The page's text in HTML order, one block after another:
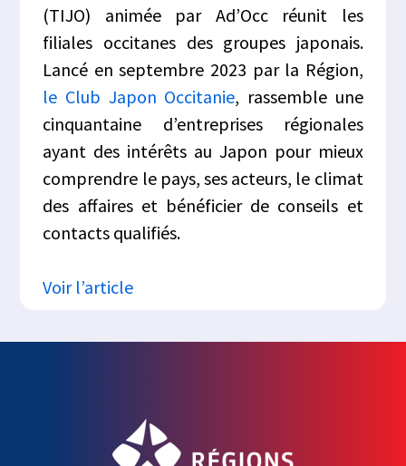
(TIJO) animée par Ad’Occ réunit les
filiales occitanes des groupes japonais.
Lancé en septembre 2023 par la Région,
le Club Japon Occitanie, rassemble une
cinquantaine d’entreprises régionales
ayant des intérêts au Japon pour mieux
comprendre le pays, ses acteurs, le climat
des affaires et bénéficier de conseils et
contacts qualifiés.
Voir l’article